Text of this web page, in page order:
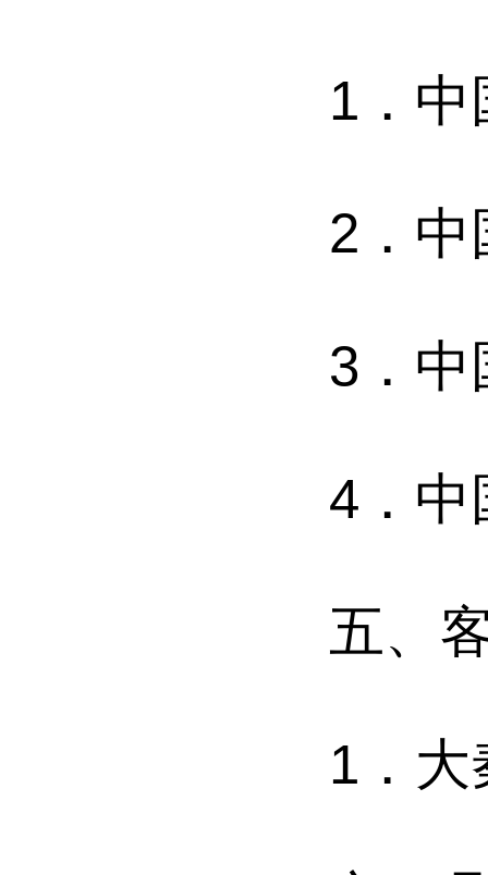
1．
2．中
3．中
4．中
五、
1．